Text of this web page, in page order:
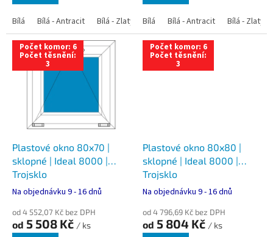
Bílá Bílá - Antracit Bílá - Zlatý dub Bílá - Tmavý dub Bílá -
Bílá Bílá - Antracit Bílá - Zlatý
Počet komor: 6
Počet těsnění:
3
Plastové okno 80x70 |
sklopné | Ideal 8000 |
Trojsklo
Na objednávku 9 - 16 dnů
od 4 552,07 Kč bez DPH
od 5 508 Kč / ks
Počet komor: 6
Počet těsnění:
3
Plastové okno 80x80 |
sklopné | Ideal 8000 |
Trojsklo
Na objednávku 9 - 16 dnů
od 4 796,69 Kč bez DPH
od 5 804 Kč / ks